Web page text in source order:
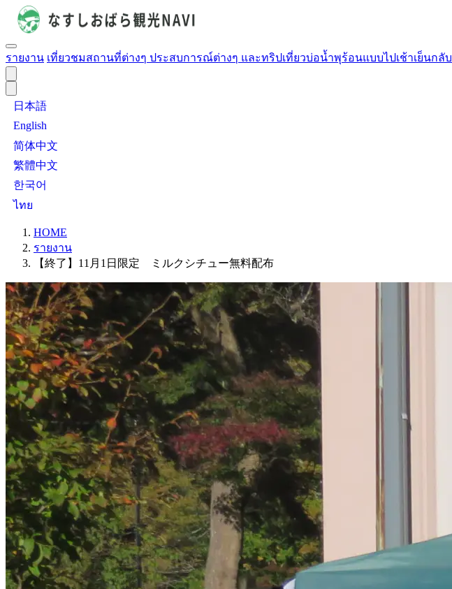
รายงาน เที่ยวชมสถานที่ต่างๆ ประสบการณ์ต่างๆ และทริปเที่ยวบ่อน้ำพุร้อนแบบไปเช้าเย็นกลับ
日本語
English
简体中文
繁體中文
한국어
ไทย
HOME
รายงาน
【終了】11月1日限定 ミルクシチュー無料配布